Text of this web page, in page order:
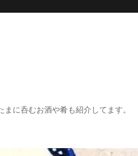
に呑むお酒や肴も紹介してます。